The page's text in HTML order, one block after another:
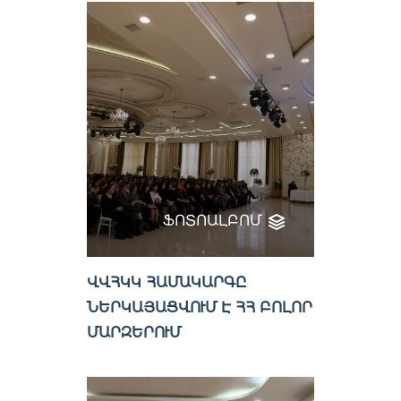
ՖՈՏՈԱԼԲՈՄ
ՎՎՀԿԿ ՀԱՄԱԿԱՐԳԸ
ՆԵՐԿԱՅԱՑՎՈՒՄ Է ՀՀ ԲՈԼՈՐ
ՄԱՐԶԵՐՈՒՄ